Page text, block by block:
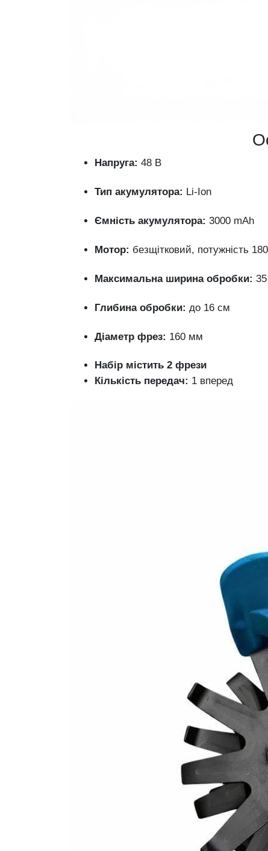
Напруга: 48 В
Тип акумулятора: Li-Ion
Ємність акумулятора: 3000 mAh
Мотор: безщітковий, потужність
Максимальна ширина обробки:
Глибина обробки: до 16 см
Діаметр фрез: 160 мм
Набір містить 2 фрези
Кількість передач: 1 вперед